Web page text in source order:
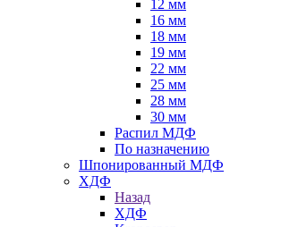
12 мм
16 мм
18 мм
19 мм
22 мм
25 мм
28 мм
30 мм
Распил МДФ
По назначению
Шпонированный МДФ
ХДФ
Назад
ХДФ